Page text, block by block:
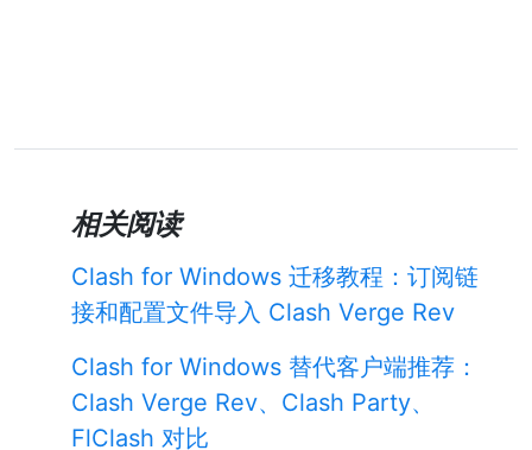
相关阅读
Clash for Windows 迁移教程：订阅链
接和配置文件导入 Clash Verge Rev
Clash for Windows 替代客户端推荐：
Clash Verge Rev、Clash Party、
FlClash 对比